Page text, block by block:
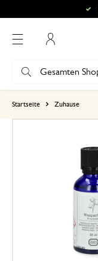
Startseite Zuhause